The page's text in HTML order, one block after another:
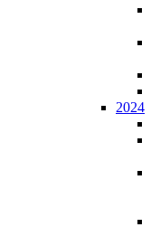
2024